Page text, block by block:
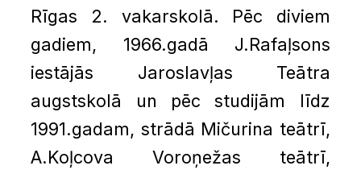
Rīgas 2. vakarskolā. Pēc diviem
gadiem, 1966.gadā J.Rafaļsons
iestājās Jaroslavļas Teātra
augstskolā un pēc studijām līdz
1991.gadam, strādā Mičurina teātrī,
A.Koļcova Voroņežas teātrī,